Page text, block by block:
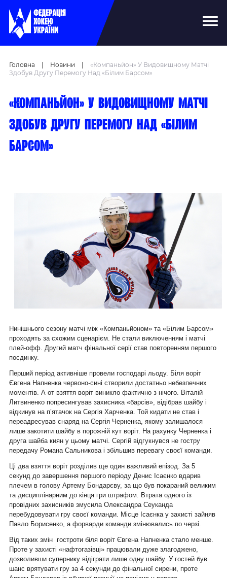
Головна Новини
«Компаньйон» У Видовищному Матчі
Здобув Другу Перемогу Над «Білим Барсом»
«Компаньйон» у видовищному матчі
здобув другу перемогу над «Білим
Барсом»
Нинішнього сезону матчі між «Компаньйоном» та «Білим Барсом»
проходять за схожим сценарієм. Не стали виключенням і матчі
плей-офф. Другий матч фінальної серії став повторенням першого
поєдинку.
Перший період активніше провели господарі льоду. Біля воріт
Євгена Напненка червоно-сині створили достатньо небезпечних
моментів. А от взяття воріт виникло фактично з нічого. Віталій
Литвиненко попресингував захисника «барсів», відібрав шайбу і
відкинув на п’ятачок на Сергія Харченка. Той кидати не став і
переадресував снаряд на Сергія Черненка, якому залишалося
лише закотити шайбу в порожній кут воріт. На рахунку Черненка і
друга шайба киян у цьому матчі. Сергій відгукнувся не гостру
передачу Романа Сальникова і збільшив перевагу своєї команди.
Ці два взяття воріт розділив ще один важливий епізод. За 5
секунд до завершення першого періоду Денис Ісаєнко вдарив
плечем в голову Артему Бондарєву, за що був покараний великим
та дисциплінарним до кінця гри штрафом. Втрата одного із
провідних захисників змусила Олександра Сеуканда
перебудовувати гру своєї команди. Місце Ісаєнка у захисті зайняв
Павло Борисенко, а форварди команди змінювались по черзі.
Від таких змін гостроти біля воріт Євгена Напненка стало менше.
Проте у захисті «нафтогазівці» працювали дуже злагоджено,
дозволивши супернику відіграти лише одну шайбу. У гостей був
шанс врятувати гру за 4 секунди до фінальної сирени, проте